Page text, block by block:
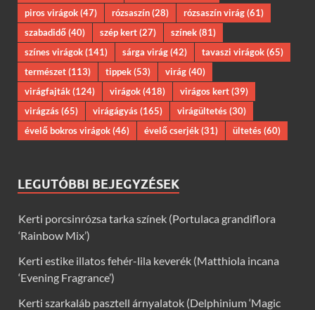
piros virágok(47) rózsaszín(28) rózsaszín virág(61)
szabadidő(40) szép kert(27) színek(81)
színes virágok(141) sárga virág(42) tavaszi virágok(65)
természet(113) tippek(53) virág(40)
virágfajták(124) virágok(418) virágos kert(39)
virágzás(65) virágágyás(165) virágültetés(30)
évelő bokros virágok(46) évelő cserjék(31) ültetés(60)
LEGUTÓBBI BEJEGYZÉSEK
Kerti porcsinrózsa tarka színek (Portulaca grandiflora
‘Rainbow Mix’)
Kerti estike illatos fehér-lila keverék (Matthiola incana
‘Evening Fragrance’)
Kerti szarkaláb pasztell árnyalatok (Delphinium ‘Magic